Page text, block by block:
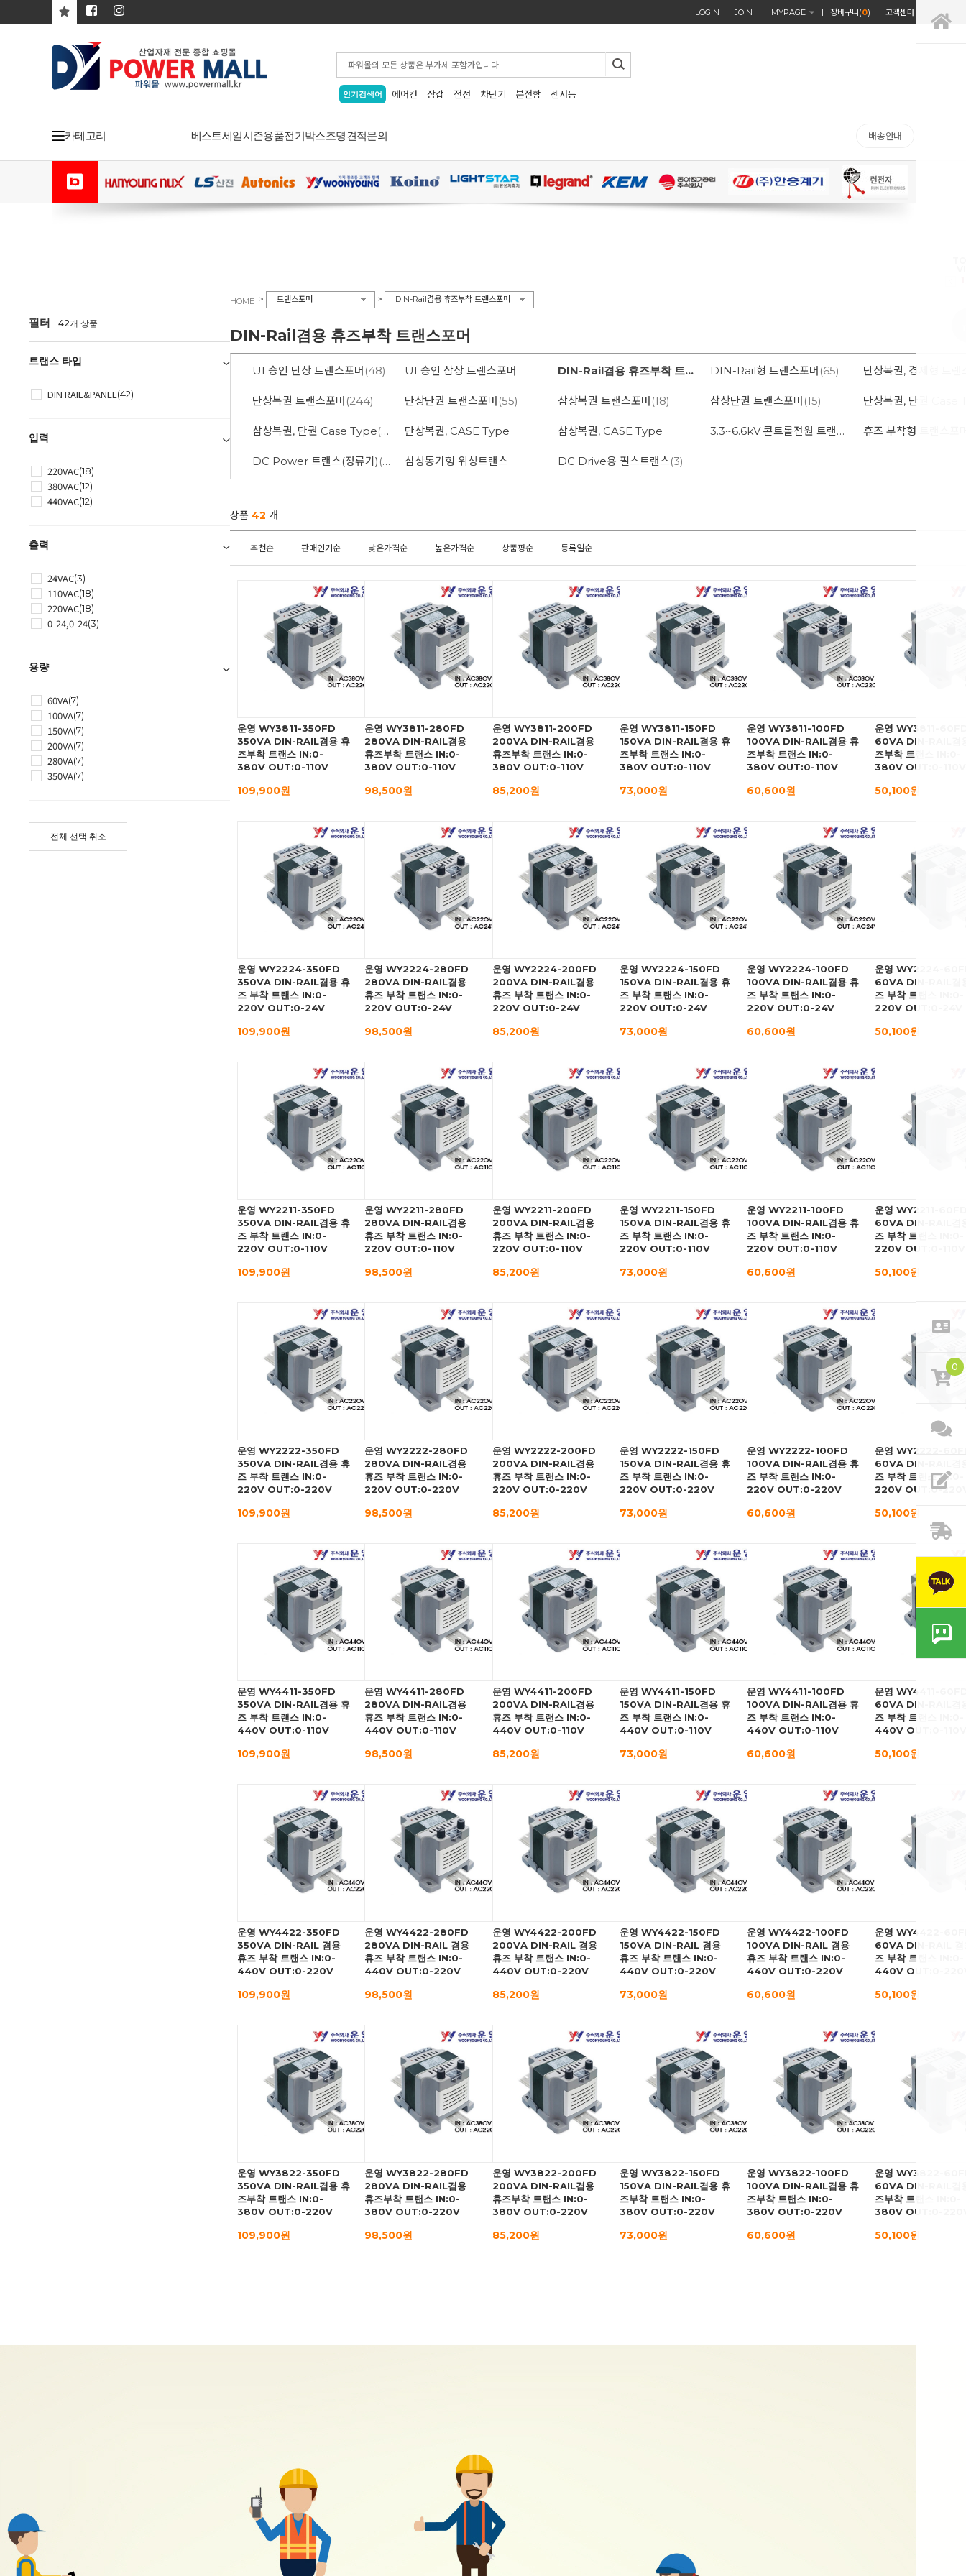
0
LOGIN JOIN MYPAGE 장바구니(0) 고객센터
인기검색어 에어컨 장갑 전선 차단기 분전함 센서등
카테고리 베스트세일시즌용품전기박스조명견적문의 배송안내
필터 42개 상품
트랜스 타입
DIN RAIL&PANEL(42)
입력
220VAC(18)
380VAC(12)
440VAC(12)
출력
24VAC(3)
110VAC(18)
220VAC(18)
0-24,0-24(3)
용량
60VA(7)
100VA(7)
150VA(7)
200VA(7)
280VA(7)
350VA(7)
전체 선택 취소
HOME > 트랜스포머 > DIN-Rail겸용 휴즈부착 트랜스포머
DIN-Rail겸용 휴즈부착 트랜스포머
UL승인 단상 트랜스포머 (48) UL승인 삼상 트랜스포머 DIN-Rail겸용 휴즈부착 트랜스포머 (42)
DIN-Rail형 트랜스포머 (65)
단상복권 트랜스포머 (244) 단상단권 트랜스포머 (55) 삼상복권 트랜스포머 (18) 삼상단권 트랜스포머 (15) 단상복권, 단권 Case
삼상복권, 단권 Case Type(22) 단상복권, CASE Type 삼상복권, CASE Type 3.3~6.6kV 콘트롤전원 트랜스포머 휴즈 부착형 트랜스포
DC Power 트랜스(정류기) (9) 삼상동기형 위상트랜스 DC Drive용 펄스트랜스(3)
상품 42 개
추천순 판매인기순 낮은가격순 높은가격순 상품평순 등록일순
운영 WY3811-350FD
350VA DIN-RAIL겸용 휴
즈부착 트랜스 IN:0-
380V OUT:0-110V
109,900원
운영 WY3811-280FD
280VA DIN-RAIL겸용
휴즈부착 트랜스 IN:0-
380V OUT:0-110V
98,500원
운영 WY3811-200FD
200VA DIN-RAIL겸용
휴즈부착 트랜스 IN:0-
380V OUT:0-110V
85,200원
운영 WY3811-150FD
150VA DIN-RAIL겸용 휴
즈부착 트랜스 IN:0-
380V OUT:0-110V
73,000원
운영 WY3811-100FD
100VA DIN-RAIL겸용 휴
즈부착 트랜스 IN:0-
380V OUT:0-110V
60,600원
운영 WY3811-
60VA DIN-RAIL겸
즈부착 트랜스 IN:0-
380V OUT:0-110V
50,100원
운영 WY2224-350FD
350VA DIN-RAIL겸용 휴
즈 부착 트랜스 IN:0-
220V OUT:0-24V
109,900원
운영 WY2224-280FD
280VA DIN-RAIL겸용
휴즈 부착 트랜스 IN:0-
220V OUT:0-24V
98,500원
운영 WY2224-200FD
200VA DIN-RAIL겸용
휴즈 부착 트랜스 IN:0-
220V OUT:0-24V
85,200원
운영 WY2224-150FD
150VA DIN-RAIL겸용 휴
즈 부착 트랜스 IN:0-
220V OUT:0-24V
73,000원
운영 WY2224-100FD
100VA DIN-RAIL겸용 휴
즈 부착 트랜스 IN:0-
220V OUT:0-24V
60,600원
운영 WY2224-
60VA DIN-RAIL겸
즈 부착 트랜스 IN:0-
220V OUT:0-24V
50,100원
운영 WY2211-350FD
350VA DIN-RAIL겸용 휴
즈 부착 트랜스 IN:0-
220V OUT:0-110V
109,900원
운영 WY2211-280FD
280VA DIN-RAIL겸용
휴즈 부착 트랜스 IN:0-
220V OUT:0-110V
98,500원
운영 WY2211-200FD
200VA DIN-RAIL겸용
휴즈 부착 트랜스 IN:0-
220V OUT:0-110V
85,200원
운영 WY2211-150FD
150VA DIN-RAIL겸용 휴
즈 부착 트랜스 IN:0-
220V OUT:0-110V
73,000원
운영 WY2211-100FD
100VA DIN-RAIL겸용 휴
즈 부착 트랜스 IN:0-
220V OUT:0-110V
60,600원
운영 WY2211-
60VA DIN-RAIL겸
즈 부착 트랜스 IN:0-
220V OUT:0-110V
50,100원
운영 WY2222-350FD
350VA DIN-RAIL겸용 휴
즈 부착 트랜스 IN:0-
220V OUT:0-220V
109,900원
운영 WY2222-280FD
280VA DIN-RAIL겸용
휴즈 부착 트랜스 IN:0-
220V OUT:0-220V
98,500원
운영 WY2222-200FD
200VA DIN-RAIL겸용
휴즈 부착 트랜스 IN:0-
220V OUT:0-220V
85,200원
운영 WY2222-150FD
150VA DIN-RAIL겸용 휴
즈 부착 트랜스 IN:0-
220V OUT:0-220V
73,000원
운영 WY2222-100FD
100VA DIN-RAIL겸용 휴
즈 부착 트랜스 IN:0-
220V OUT:0-220V
60,600원
운영 WY2222-
60VA DIN-RAIL겸
즈 부착 트랜스 IN:0-
220V OUT:0-
50,100원
운영 WY4411-350FD
350VA DIN-RAIL겸용 휴
즈 부착 트랜스 IN:0-
440V OUT:0-110V
109,900원
운영 WY4411-280FD
280VA DIN-RAIL겸용
휴즈 부착 트랜스 IN:0-
440V OUT:0-110V
98,500원
운영 WY4411-200FD
200VA DIN-RAIL겸용
휴즈 부착 트랜스 IN:0-
440V OUT:0-110V
85,200원
운영 WY4411-150FD
150VA DIN-RAIL겸용 휴
즈 부착 트랜스 IN:0-
440V OUT:0-110V
73,000원
운영 WY4411-100FD
100VA DIN-RAIL겸용 휴
즈 부착 트랜스 IN:0-
440V OUT:0-110V
60,600원
운영 WY4411-
60VA DIN-RAIL겸
즈 부착 트랜스 IN:0-
440V OUT:0-110V
50,100원
운영 WY4422-350FD
350VA DIN-RAIL 겸용
휴즈 부착 트랜스 IN:0-
440V OUT:0-220V
109,900원
운영 WY4422-280FD
280VA DIN-RAIL 겸용
휴즈 부착 트랜스 IN:0-
440V OUT:0-220V
98,500원
운영 WY4422-200FD
200VA DIN-RAIL 겸용
휴즈 부착 트랜스 IN:0-
440V OUT:0-220V
85,200원
운영 WY4422-150FD
150VA DIN-RAIL 겸용
휴즈 부착 트랜스 IN:0-
440V OUT:0-220V
73,000원
운영 WY4422-100FD
100VA DIN-RAIL 겸용
휴즈 부착 트랜스 IN:0-
440V OUT:0-220V
60,600원
운영 WY4422-
60VA DIN-RAIL 겸
즈 부착 트랜스 IN:0-
440V OUT:0-
50,100원
운영 WY3822-350FD
350VA DIN-RAIL겸용 휴
즈부착 트랜스 IN:0-
380V OUT:0-220V
109,900원
운영 WY3822-280FD
280VA DIN-RAIL겸용
휴즈부착 트랜스 IN:0-
380V OUT:0-220V
98,500원
운영 WY3822-200FD
200VA DIN-RAIL겸용
휴즈부착 트랜스 IN:0-
380V OUT:0-220V
85,200원
운영 WY3822-150FD
150VA DIN-RAIL겸용 휴
즈부착 트랜스 IN:0-
380V OUT:0-220V
73,000원
운영 WY3822-100FD
100VA DIN-RAIL겸용 휴
즈부착 트랜스 IN:0-
380V OUT:0-220V
60,600원
운영 WY3822-
60VA DIN-RAIL겸
즈부착 트랜스 IN:0-
380V OUT:0-
50,100원